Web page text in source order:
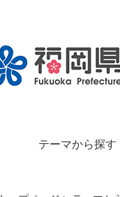
テーマから探す